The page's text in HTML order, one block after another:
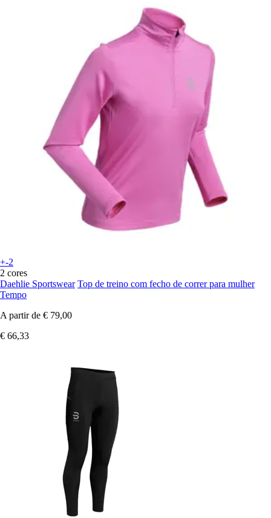
+-2
2 cores
Daehlie Sportswear Top de treino com fecho de correr para mulher
Tempo
A partir de € 79,00
€ 66,33